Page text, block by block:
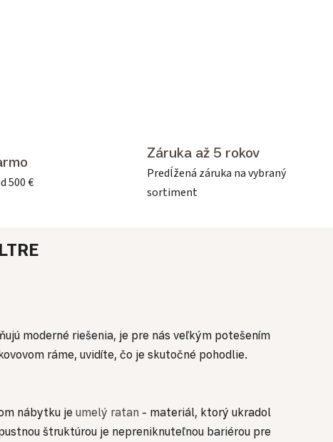
500 €
Záruka až 5 rokov
Predĺžená záruka na vybraný
sortiment
moderné riešenia, je pre nás veľkým potešením
ráme, uvidíte, čo je skutočné pohodlie.
nábytku je umelý ratan - materiál, ktorý ukradol
štruktúrou je nepreniknuteľnou bariérou pre